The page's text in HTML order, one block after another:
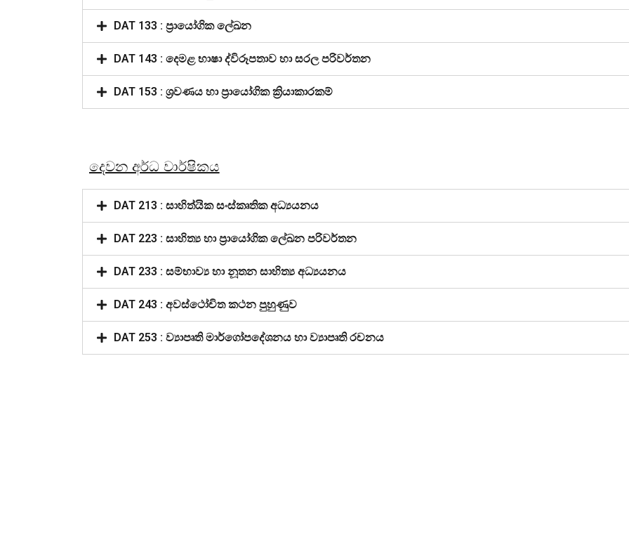
DAT 133 : ප්‍රායෝගික ලේඛන
DAT 143 : දෙමළ භාෂා ද්විරූපතාව හා සරල පරිවර්තන
DAT 153 : ශ්‍රවණය හා ප්‍රායෝගික ක්‍රියාකාරකම්
දෙවන අර්ධ වාර්ෂිකය
DAT 213 : සාහිත්යික සංස්කෘතික අධ්‍යයනය
DAT 223 : සාහිත්‍ය හා ප්‍රායෝගික ලේඛන පරිවර්තන
DAT 233 : සම්භාව්‍ය හා නූතන සාහිත්‍ය අධ්‍යයනය
DAT 243 : අවස්ථෝචිත කථන පුහුණුව
DAT 253 : ව්‍යාපෘති මාර්ගෝපදේශනය හා ව්‍යාපෘති රචනය